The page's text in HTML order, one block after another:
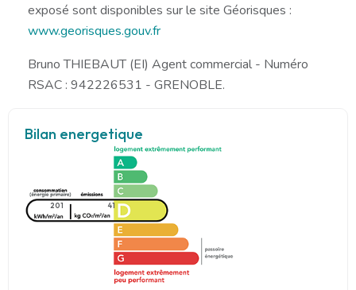
exposé sont disponibles sur le site Géorisques :
www.georisques.gouv.fr
Bruno THIEBAUT (EI) Agent commercial - Numéro
RSAC : 942226531 - GRENOBLE.
Bilan energetique
201 41